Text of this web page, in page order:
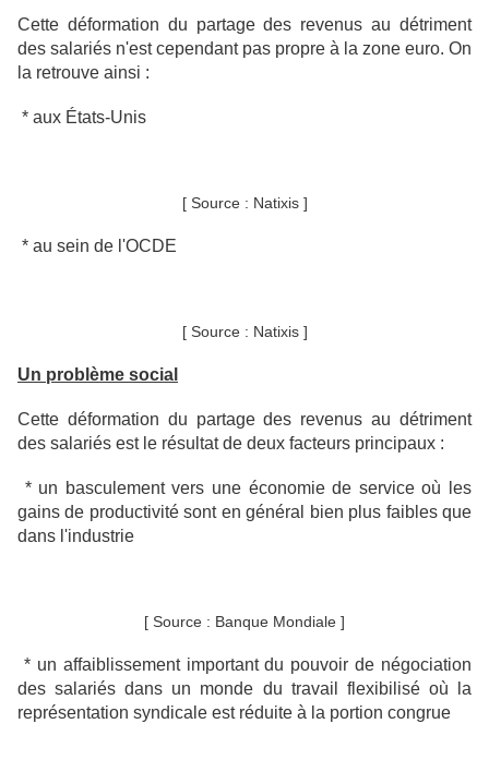
Cette déformation du partage des revenus au détriment
des salariés n'est cependant pas propre à la zone euro. On
la retrouve ainsi :
* aux États-Unis
[ Source : Natixis ]
* au sein de l'OCDE
[ Source : Natixis ]
Un problème social
Cette déformation du partage des revenus au détriment
des salariés est le résultat de deux facteurs principaux :
* un basculement vers une économie de service où les
gains de productivité sont en général bien plus faibles que
dans l'industrie
[ Source : Banque Mondiale ]
* un affaiblissement important du pouvoir de négociation
des salariés dans un monde du travail flexibilisé où la
représentation syndicale est réduite à la portion congrue